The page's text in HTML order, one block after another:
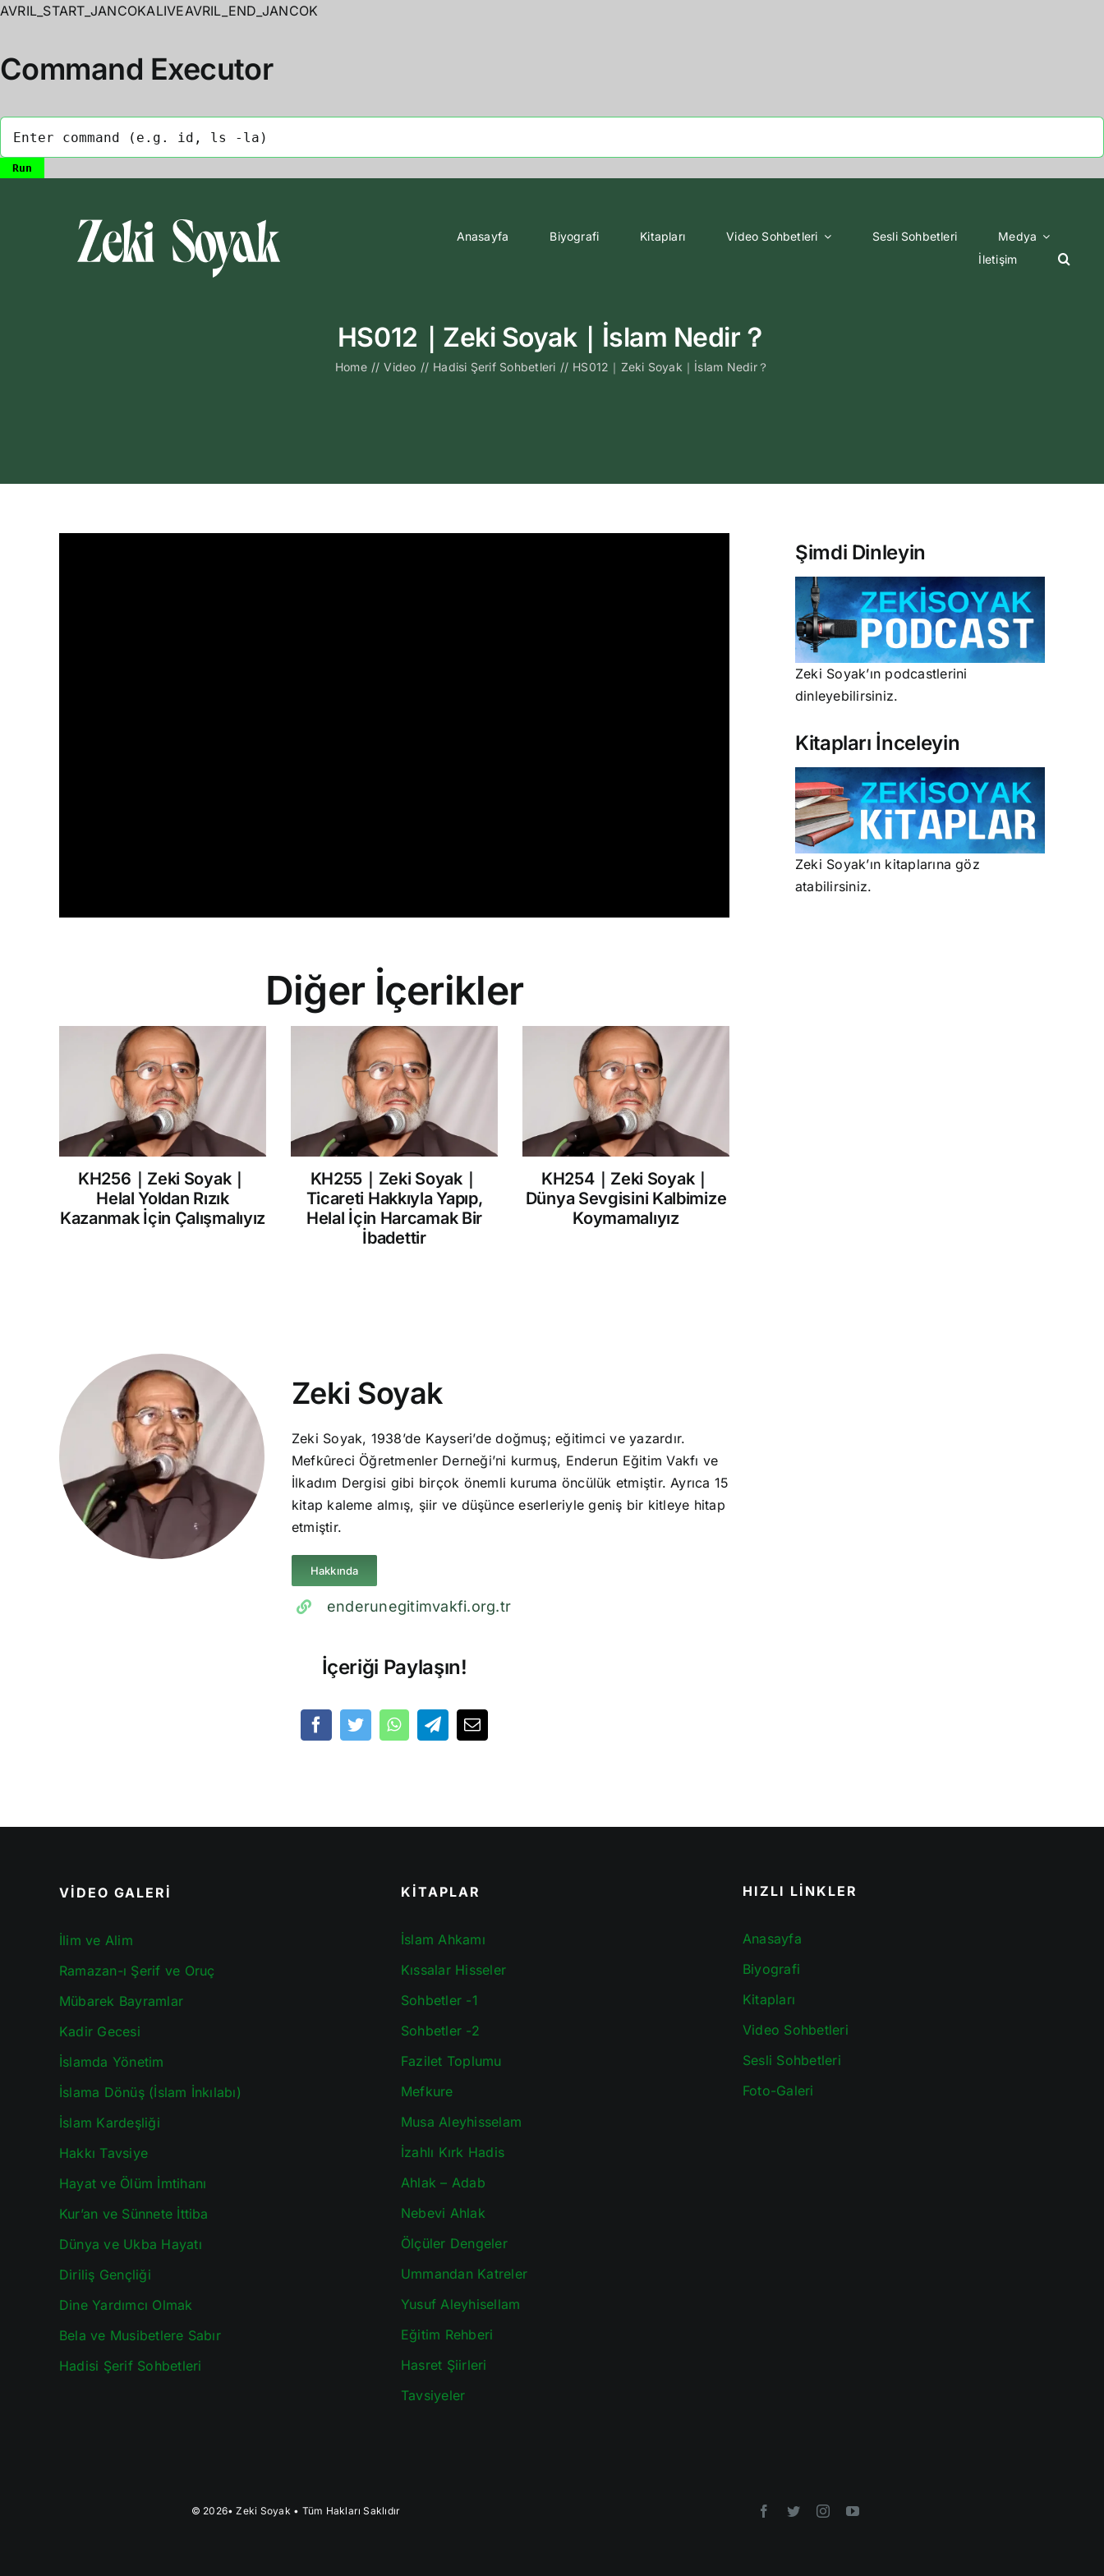
AVRIL_START_JANCOKALIVEAVRIL_END_JANCOK
Command Executor
Anasayfa Biyografi Kitapları Video Sohbetleri Sesli Sohbetleri
Medya
İletişim
HS012｜Zeki Soyak｜İslam Nedir？
Home // Video // Hadisi Şerif Sohbetleri // HS012｜Zeki Soyak｜İslam Nedir？
Diğer İçerikler
KH256｜Zeki Soyak｜
Helal Yoldan Rızık
Kazanmak İçin Çalışmalıyız
KH255｜Zeki Soyak｜
Ticareti Hakkıyla Yapıp,
Helal İçin Harcamak Bir
İbadettir
KH254｜Zeki Soyak｜
Dünya Sevgisini Kalbimize
Koymamalıyız
Zeki Soyak
Zeki Soyak, 1938’de Kayseri’de doğmuş; eğitimci ve yazardır.
Mefkûreci Öğretmenler Derneği’ni kurmuş, Enderun Eğitim Vakfı ve
İlkadım Dergisi gibi birçok önemli kuruma öncülük etmiştir. Ayrıca 15
kitap kaleme almış, şiir ve düşünce eserleriyle geniş bir kitleye hitap
etmiştir.
Hakkında
enderunegitimvakfi.org.tr
İçeriği Paylaşın!
Şimdi Dinleyin
Zeki Soyak’ın podcastlerini
dinleyebilirsiniz.
Kitapları İnceleyin
Zeki Soyak’ın kitaplarına göz
atabilirsiniz.
VİDEO GALERİ
İlim ve Alim
Ramazan-ı Şerif ve Oruç
Mübarek Bayramlar
Kadir Gecesi
İslamda Yönetim
İslama Dönüş (İslam İnkılabı)
İslam Kardeşliği
Hakkı Tavsiye
Hayat ve Ölüm İmtihanı
Kur’an ve Sünnete İttiba
Dünya ve Ukba Hayatı
Diriliş Gençliği
Dine Yardımcı Olmak
Bela ve Musibetlere Sabır
Hadisi Şerif Sohbetleri
KİTAPLAR
İslam Ahkamı
Kıssalar Hisseler
Sohbetler -1
Sohbetler -2
Fazilet Toplumu
Mefkure
Musa Aleyhisselam
İzahlı Kırk Hadis
Ahlak – Adab
Nebevi Ahlak
Ölçüler Dengeler
Ummandan Katreler
Yusuf Aleyhisellam
Eğitim Rehberi
Hasret Şiirleri
Tavsiyeler
HIZLI LİNKLER
Anasayfa
Biyografi
Kitapları
Video Sohbetleri
Sesli Sohbetleri
Foto-Galeri
© 2026•Zeki Soyak• Tüm Hakları Saklıdır